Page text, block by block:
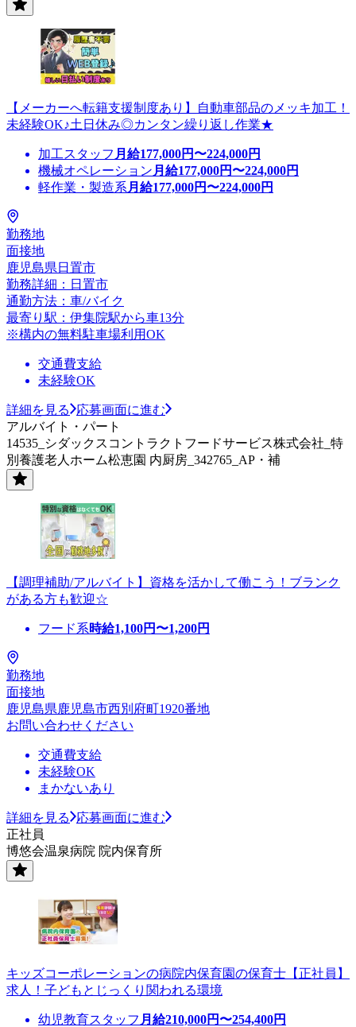
【メーカーへ転籍支援制度あり】自動車部品のメッキ加工！
未経験OK♪土日休み◎カンタン繰り返し作業★
加工スタッフ 月給177,000円〜224,000円
機械オペレーション 月給177,000円〜224,000円
軽作業・製造系 月給177,000円〜224,000円
勤務地
面接地
鹿児島県日置市
勤務詳細：日置市
通勤方法：車/バイク
最寄り駅：伊集院駅から車13分
※構内の無料駐車場利用OK
交通費支給
未経験OK
詳細を見る
応募画面に進む
アルバイト・パート
14535_シダックスコントラクトフードサービス株式会社_特
別養護老人ホーム松恵園 内厨房_342765_AP・補
【調理補助/アルバイト】資格を活かして働こう！ブランク
がある方も歓迎☆
フード系時給1,100円〜1,200円
勤務地
面接地
鹿児島県鹿児島市西別府町1920番地
お問い合わせください
交通費支給
未経験OK
まかないあり
詳細を見る
応募画面に進む
正社員
博悠会温泉病院 院内保育所
キッズコーポレーションの病院内保育園の保育士【正社員】
求人！子どもとじっくり関われる環境
幼児教育スタッフ 月給210,000円〜254,400円